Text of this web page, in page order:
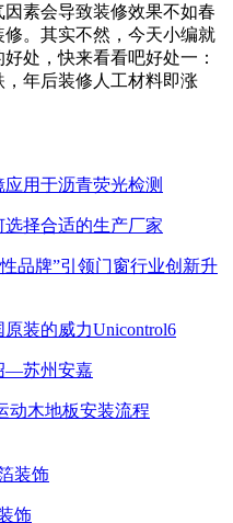
素会导致装修效果不如春
。其实不然，今天小编就
处，快来看看吧好处一：
年后装修人工材料即涨
用于沥青荧光检测
择合适的生产厂家
品牌”引领门窗行业创新升
装的威力Unicontrol6
—苏州安嘉
动木地板安装流程
饰